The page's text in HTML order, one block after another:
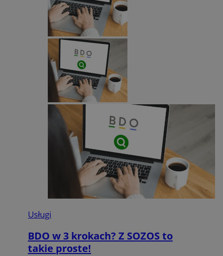
Usługi
BDO w 3 krokach? Z SOZOS to
takie proste!